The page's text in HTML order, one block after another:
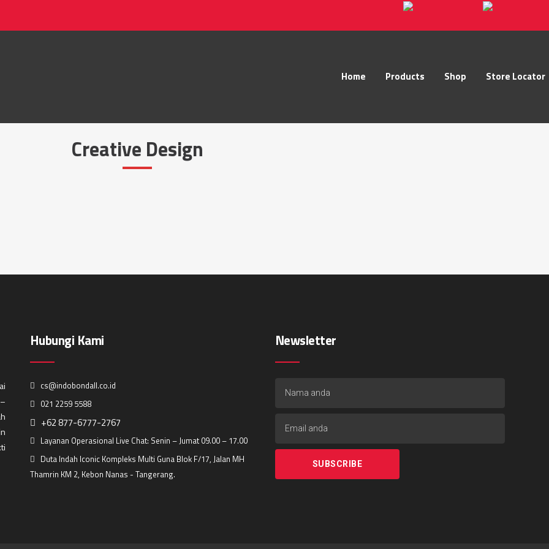
Home Products Shop Store Locator
Creative Design
Hubungi Kami
cs@indobondall.co.id
021 2259 5588
+62 877-6777-2767
Layanan Operasional Live Chat: Senin – Jumat 09.00 – 17.00
Duta Indah Iconic Kompleks Multi Guna Blok F/17, Jalan MH
Thamrin KM 2, Kebon Nanas - Tangerang.
Newsletter